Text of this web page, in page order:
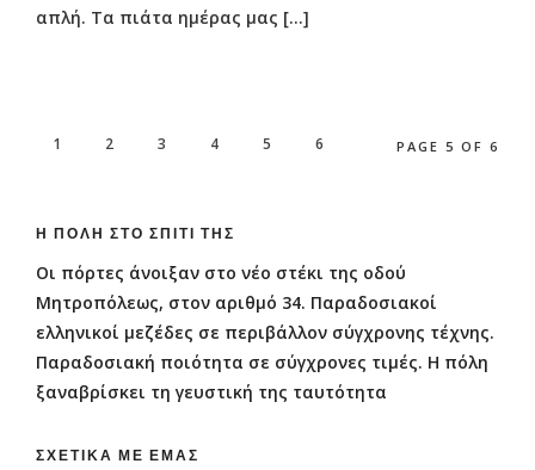
απλή. Τα πιάτα ημέρας μας […]
1 2 3 4 5 6 PAGE 5 OF 6
Η ΠΌΛΗ ΣΤΟ ΣΠΊΤΙ ΤΗΣ
Οι πόρτες άνοιξαν στο νέο στέκι της οδού
Μητροπόλεως, στον αριθμό 34. Παραδοσιακοί
ελληνικοί μεζέδες σε περιβάλλον σύγχρονης τέχνης.
Παραδοσιακή ποιότητα σε σύγχρονες τιμές. Η πόλη
ξαναβρίσκει τη γευστική της ταυτότητα
ΣΧΕΤΙΚΆ ΜΕ ΕΜΆΣ